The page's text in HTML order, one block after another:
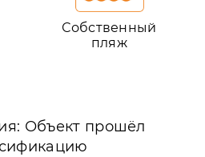
Собственный
пляж
Объект прошёл